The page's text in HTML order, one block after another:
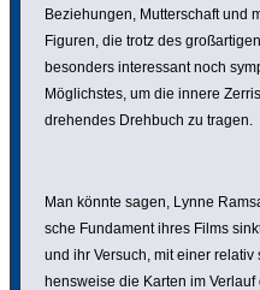
Bezie­hungen, Mutter­schaft und
Figuren, die trotz des
besonders inter­es­sant noch
Möglichstes, um die innere
drehendes Drehbuch zu tragen.
Man könnte sagen, Lynne
sche Fundament ihres Films
und ihr Versuch, mit einer
hens­weise die Karten im